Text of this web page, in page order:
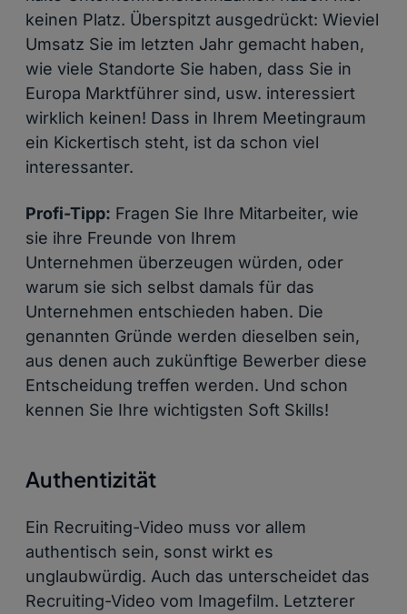
keinen Platz. Überspitzt ausgedrückt: Wieviel
Umsatz Sie im letzten Jahr gemacht haben,
wie viele Standorte Sie haben, dass Sie in
Europa Marktführer sind, usw. interessiert
wirklich keinen! Dass in Ihrem Meetingraum
ein Kickertisch steht, ist da schon viel
interessanter.
Profi-Tipp: Fragen Sie Ihre Mitarbeiter, wie
sie ihre Freunde von Ihrem
Unternehmen überzeugen würden, oder
warum sie sich selbst damals für das
Unternehmen entschieden haben. Die
genannten Gründe werden dieselben sein,
aus denen auch zukünftige Bewerber diese
Entscheidung treffen werden. Und schon
kennen Sie Ihre wichtigsten Soft Skills!
Authentizität
Ein Recruiting-Video muss vor allem
authentisch sein, sonst wirkt es
unglaubwürdig. Auch das unterscheidet das
Recruiting-Video vom Imagefilm. Letzterer